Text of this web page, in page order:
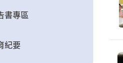
書專區
紀要